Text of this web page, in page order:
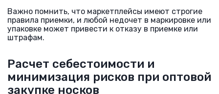
Важно помнить, что маркетплейсы имеют строгие
правила приемки, и любой недочет в маркировке или
упаковке может привести к отказу в приемке или
штрафам.
Расчет себестоимости и
минимизация рисков при оптовой
закупке носков